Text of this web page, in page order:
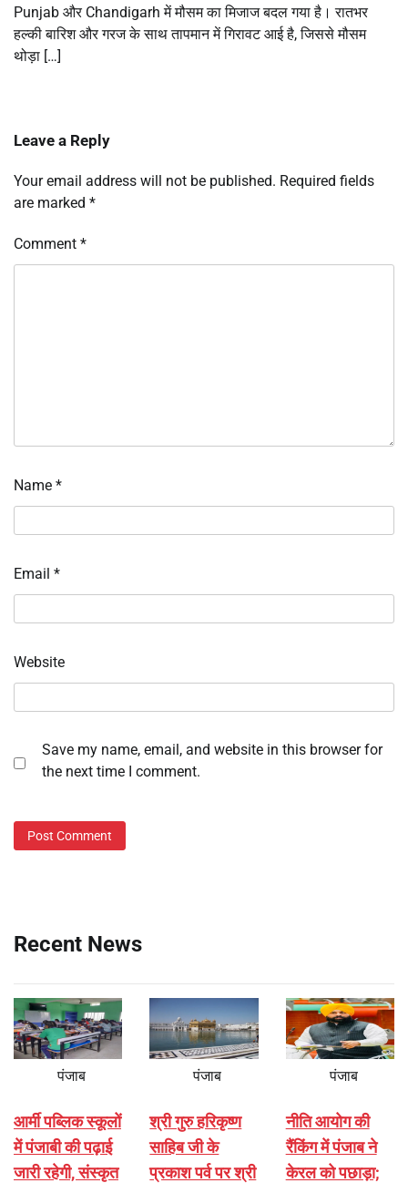
Punjab और Chandigarh में मौसम का मिजाज बदल गया है। रातभर
हल्की बारिश और गरज के साथ तापमान में गिरावट आई है, जिससे मौसम
थोड़ा […]
Leave a Reply
Your email address will not be published. Required fields
are marked *
Comment *
Name *
Email *
Website
Save my name, email, and website in this browser for
the next time I comment.
Recent News
पंजाब
आर्मी पब्लिक स्कूलों
में पंजाबी की पढ़ाई
जारी रहेगी, संस्कृत
पंजाब
श्री गुरु हरिकृष्ण
साहिब जी के
प्रकाश पर्व पर श्री
पंजाब
नीति आयोग की
रैंकिंग में पंजाब ने
केरल को पछाड़ा;